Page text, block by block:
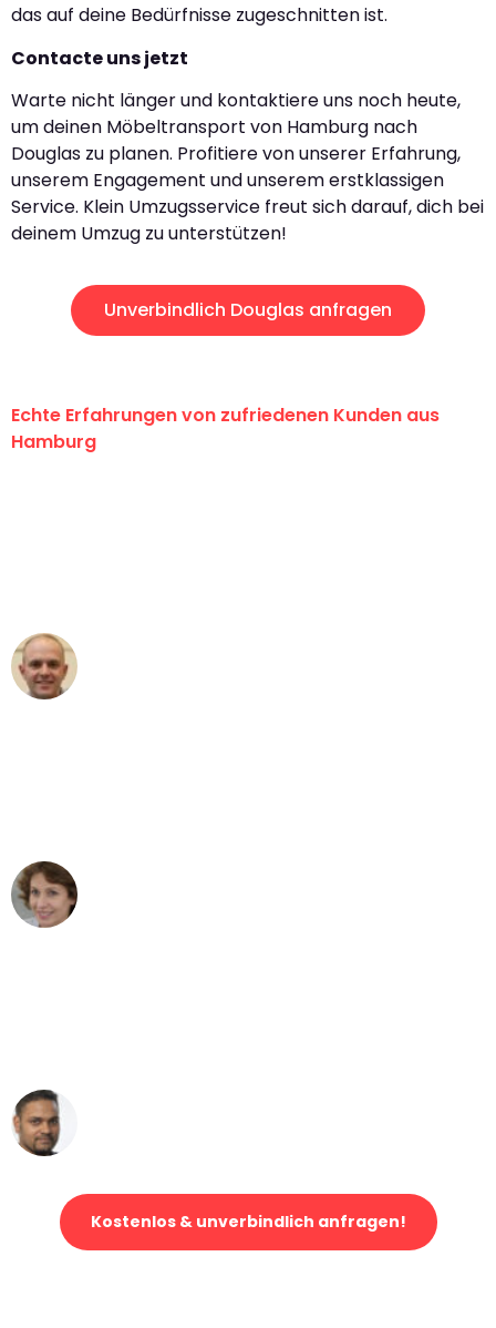
das auf deine Bedürfnisse zugeschnitten ist.
Contacte uns jetzt
Warte nicht länger und kontaktiere uns noch heute,
um deinen Möbeltransport von Hamburg nach
Douglas zu planen. Profitiere von unserer Erfahrung,
unserem Engagement und unserem erstklassigen
Service. Klein Umzugsservice freut sich darauf, dich bei
deinem Umzug zu unterstützen!
Unverbindlich Douglas anfragen
Echte Erfahrungen von zufriedenen Kunden aus
Hamburg
Kostenlos & unverbindlich anfragen!